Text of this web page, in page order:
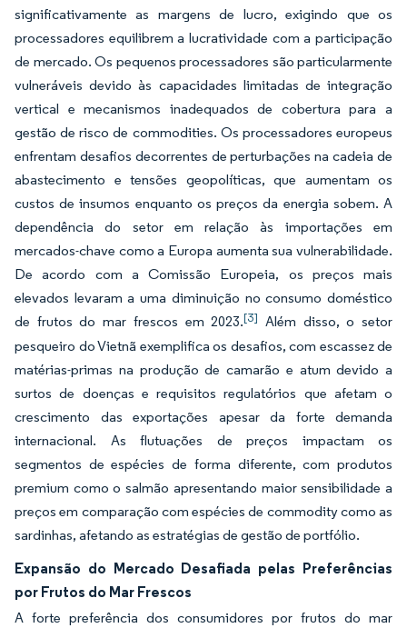
significativamente as margens de lucro, exigindo que os
processadores equilibrem a lucratividade com a participação
de mercado. Os pequenos processadores são particularmente
vulneráveis devido às capacidades limitadas de integração
vertical e mecanismos inadequados de cobertura para a
gestão de risco de commodities. Os processadores europeus
enfrentam desafios decorrentes de perturbações na cadeia de
abastecimento e tensões geopolíticas, que aumentam os
custos de insumos enquanto os preços da energia sobem. A
dependência do setor em relação às importações em
mercados-chave como a Europa aumenta sua vulnerabilidade.
De acordo com a Comissão Europeia, os preços mais
elevados levaram a uma diminuição no consumo doméstico
de frutos do mar frescos em 2023.[3] Além disso, o setor
pesqueiro do Vietnã exemplifica os desafios, com escassez de
matérias-primas na produção de camarão e atum devido a
surtos de doenças e requisitos regulatórios que afetam o
crescimento das exportações apesar da forte demanda
internacional. As flutuações de preços impactam os
segmentos de espécies de forma diferente, com produtos
premium como o salmão apresentando maior sensibilidade a
preços em comparação com espécies de commodity como as
sardinhas, afetando as estratégias de gestão de portfólio.
Expansão do Mercado Desafiada pelas Preferências
por Frutos do Mar Frescos
A forte preferência dos consumidores por frutos do mar